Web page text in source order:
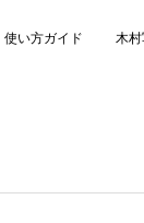
使い方ガイド 木